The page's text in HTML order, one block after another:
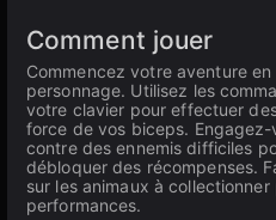
Comment jouer
Commencez votre aventure
personnage. Utilisez les
votre clavier pour effectuer
force de vos biceps.
contre des ennemis difficiles
débloquer des récompenses.
sur les animaux à
performances.